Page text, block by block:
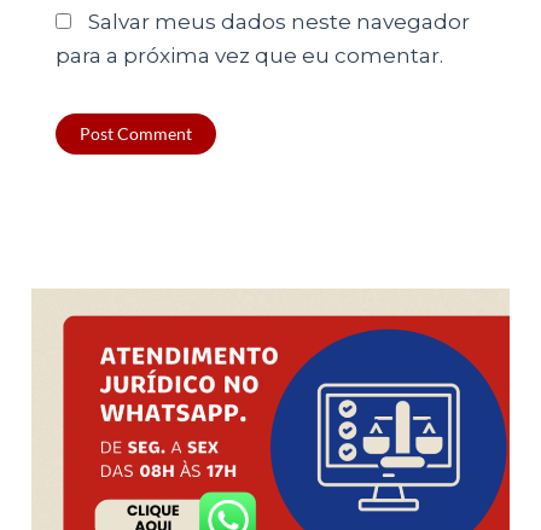
Salvar meus dados neste navegador
para a próxima vez que eu comentar.